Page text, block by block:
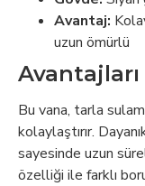
Avantaj:
uzun ömürlü
Avantajları
Bu vana, tarla
kolaylaştırır.
sayesinde uzun
özelliği ile farklı